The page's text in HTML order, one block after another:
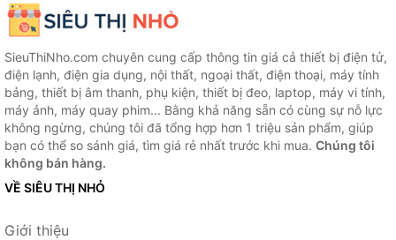
SieuThiNho.com chuyên cung cấp thông tin giá cả thiết bị điện tử,
điện lạnh, điện gia dụng, nội thất, ngoại thất, điện thoại, máy tính
bảng, thiết bị âm thanh, phụ kiện, thiết bị đeo, laptop, máy vi tính,
máy ảnh, máy quay phim... Bằng khả năng sẵn có cùng sự nỗ lực
không ngừng, chúng tôi đã tổng hợp hơn 1 triệu sản phẩm, giúp
bạn có thể so sánh giá, tìm giá rẻ nhất trước khi mua. Chúng tôi
không bán hàng.
VỀ SIÊU THỊ NHỎ
Giới thiệu